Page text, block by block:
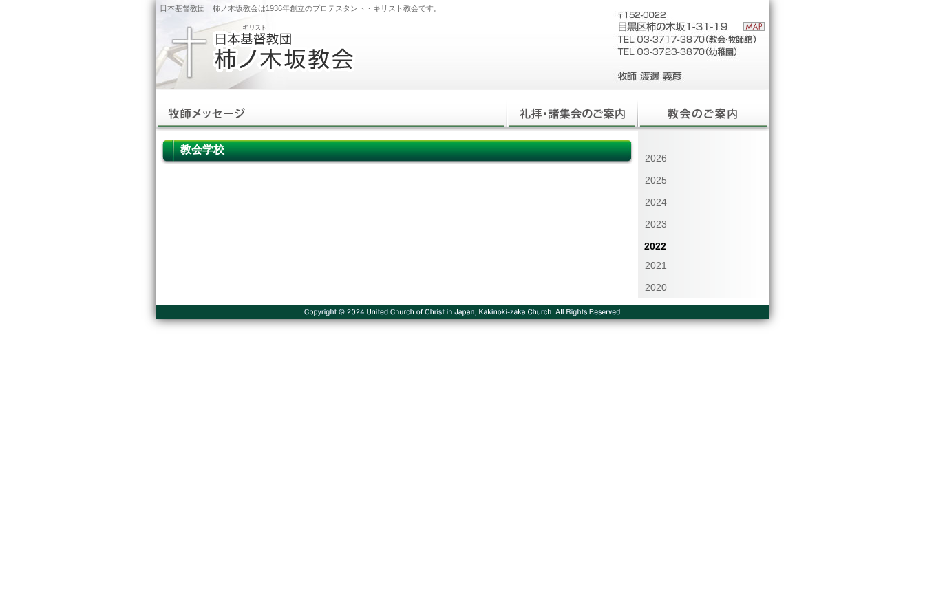
日本基督教団 柿ノ木坂教会は1936年創立のプロテスタント・キリスト教会です。
教会学校
2026
2025
2024
2023
2022
2021
2020